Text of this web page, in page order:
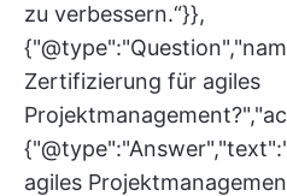
zu verbessern.“}},
Zertifizierung für agiles
agiles